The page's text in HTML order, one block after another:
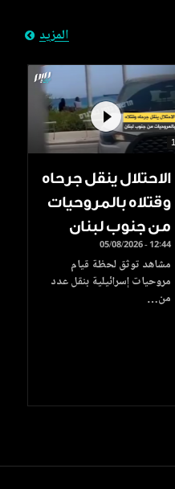
المزيد
1
الاحتلال ينقل جرحاه
وقتلاه بالمروحيات
من جنوب لبنان
05/08/2026 - 12:44
مشاهد توثق لحظة قيام
مروحيات إسرائيلية بنقل عدد
من…